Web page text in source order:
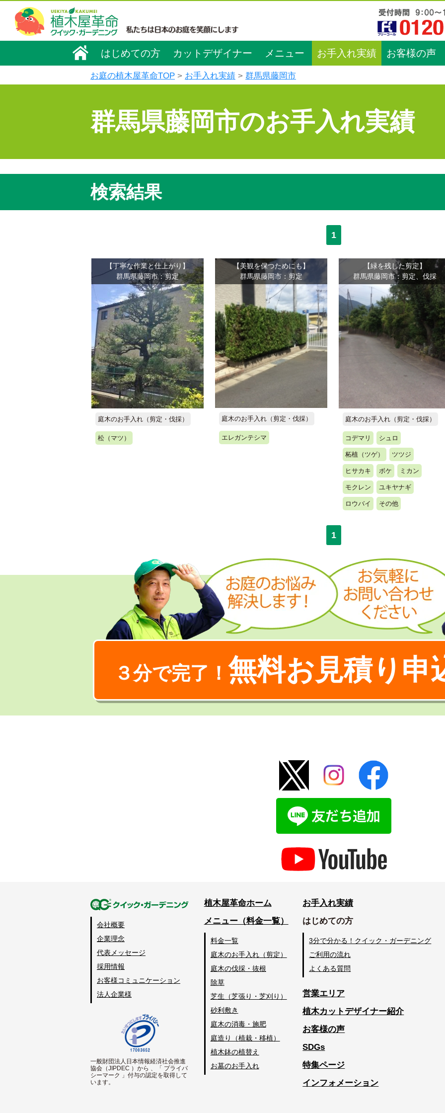
はじめての方 カットデザイナー メニュー お手入れ実績 お客様の声
お庭の植木屋革命TOP お手入れ実績 群馬県藤岡市
群馬県藤岡市のお手入れ実績
検索結果
1
【丁寧な作業と仕上がり】
群馬県藤岡市：剪定
庭木のお手入れ（剪定・伐採）
松（マツ）
【美観を保つためにも】
群馬県藤岡市：剪定
庭木のお手入れ（剪定・伐採）
エレガンテシマ
【緑を残した剪定】
群馬県藤岡市：剪定、伐採
庭木のお手入れ（剪定・伐採）
コデマリ シュロ
柘植（ツゲ） ツツジ
ヒサカキ ボケ ミカン
モクレン ユキヤナギ
ロウバイ その他
1
３分で完了！ 無料お見積り申
会社概要
企業理念
代表メッセージ
採用情報
お客様コミュニケーション
法人企業様
一般財団法人日本情報経済社会推進
協会（JIPDEC ）から 、「 プライバ
シーマーク 」付与の認定を取得して
います。
植木屋革命ホーム
メニュー（料金一覧）
料金一覧
庭木のお手入れ（剪定）
庭木の伐採・抜根
除草
芝生（芝張り・芝刈り）
砂利敷き
庭木の消毒・施肥
庭造り（植栽・移植）
植木鉢の植替え
お墓のお手入れ
お手入れ実績
はじめての方
3分で分かる！クイック・ガーデニング
ご利用の流れ
よくある質問
営業エリア
植木カットデザイナー紹介
お客様の声
SDGs
特集ページ
インフォメーション